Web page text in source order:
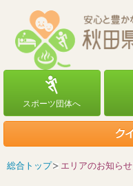
総合トップ エリアのお知らせ